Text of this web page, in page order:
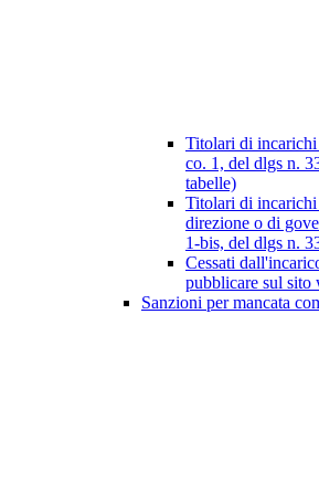
Titolari di
co. 1, del dlgs n.
tabelle)
Titolari di
direzione o di
1-bis, del dlgs n.
Cessati
pubblicare sul sito
Sanzioni per mancata